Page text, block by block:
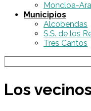
Moncloa-
Municipios
Alcobendas
S.S. de los
Tres Cantos
Los